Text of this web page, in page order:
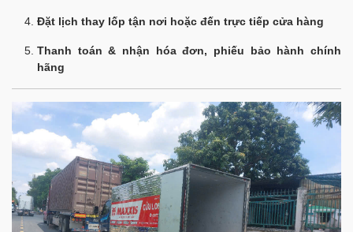
Đặt lịch thay lốp tận nơi hoặc đến trực tiếp cửa hàng
Thanh toán & nhận hóa đơn, phiếu bảo hành chính
hãng